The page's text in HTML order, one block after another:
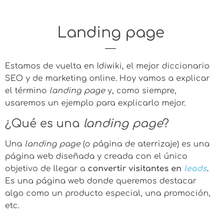
Landing page
Estamos de vuelta en Idiwiki, el mejor diccionario
SEO y de marketing online. Hoy vamos a explicar
el término landing pagey, como siempre,
usaremos un ejemplo para explicarlo mejor.
¿Qué es una landing page?
Una landing page(o página de aterrizaje) es una
página web diseñada y creada con el único
objetivo de llegar a convertir visitantes en leads.
Es una página web donde queremos destacar
algo como un producto especial, una promoción,
etc.